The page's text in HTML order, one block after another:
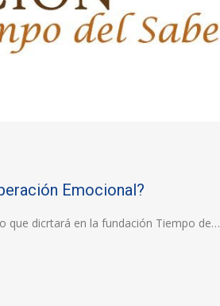
Emocional?
que dicrtará en la fundación Tiempo de…